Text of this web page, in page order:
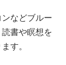
などブルー
書や瞑想を
す。